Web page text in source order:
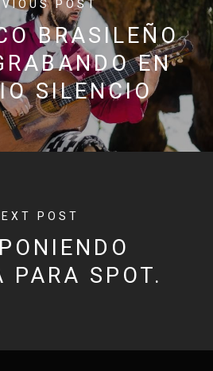
POST
BRASILEÑO
EN
SILENCIO
POST
PARA SPOT.